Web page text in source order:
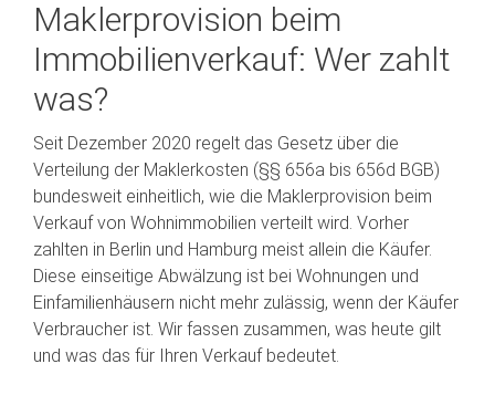
Maklerprovision beim
Immobilienverkauf: Wer zahlt
was?
Seit Dezember 2020 regelt das Gesetz über die
Verteilung der Maklerkosten (§§ 656a bis 656d BGB)
bundesweit einheitlich, wie die Maklerprovision beim
Verkauf von Wohnimmobilien verteilt wird. Vorher
zahlten in Berlin und Hamburg meist allein die Käufer.
Diese einseitige Abwälzung ist bei Wohnungen und
Einfamilienhäusern nicht mehr zulässig, wenn der Käufer
Verbraucher ist. Wir fassen zusammen, was heute gilt
und was das für Ihren Verkauf bedeutet.